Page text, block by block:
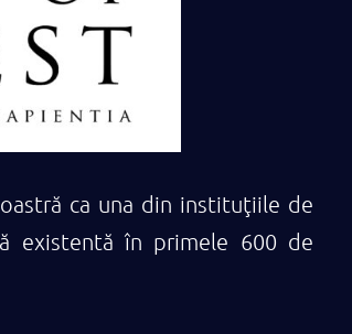
ca una din instituţiile de
existentă în primele 600 de